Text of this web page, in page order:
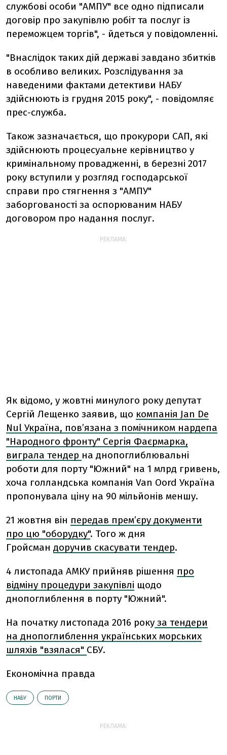
службові особи "АМПУ" все одно підписали
договір про закупівлю робіт та послуг із
переможцем торгів", - йдеться у повідомленні.
"Внаслідок таких дій державі завдано збитків
в особливо великих. Розслідування за
наведеними фактами детективи НАБУ
здійснюють із грудня 2015 року", - повідомляє
прес-служба.
Також зазначається, що прокурори САП, які
здійснюють процесуальне керівництво у
кримінальному провадженні, в березні 2017
року вступили у розгляд господарської
справи про стягнення з "АМПУ"
заборгованості за оспорюваним НАБУ
договором про надання послуг.
РЕКЛАМА:
Як відомо, у жовтні минулого року депутат
Сергій Лещенко заявив, що компанія Jan De
Nul Україна, пов’язана з помічником нардепа
"Народного фронту" Сергія Фаєрмарка,
виграла тендер на днопоглиблювальні
роботи для порту "Южний" на 1 млрд гривень,
хоча голландська компанія Van Oord Україна
пропонувала ціну на 90 мільйонів меншу.
21 жовтня він передав прем’єру документи
про цю "оборудку". Того ж дня
Гройсман доручив скасувати тендер.
4 листопада АМКУ прийняв рішення про
відміну процедури закупівлі щодо
днопоглиблення в порту "Южний".
На початку листопада 2016 року за тендери
на днопоглиблення українських морських
шляхів "взялася" СБУ.
Економічна правда
НАБУ ПОРТИ
РЕКЛАМА: